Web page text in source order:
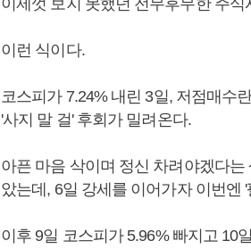
이제껏 보지 못했던 전무후무한 주
이런 식이다.
코스피가 7.24% 내린 3일, 저점매수
'사지 말 걸' 후회가 밀려온다.
아픈 마음 삭이며 정신 차려야겠다
았는데, 6일 강세를 이어가자 이번엔
이후 9일 코스피가 5.96% 빠지고 10